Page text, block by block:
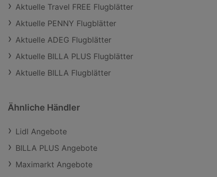
Aktuelle Travel FREE Flugblätter
Aktuelle PENNY Flugblätter
Aktuelle ADEG Flugblätter
Aktuelle BILLA PLUS Flugblätter
Aktuelle BILLA Flugblätter
Ähnliche Händler
Lidl Angebote
BILLA PLUS Angebote
Maximarkt Angebote